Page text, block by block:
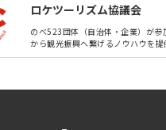
ロケツーリズム協議会
のべ523団体（自治体・企業）が参
から観光振興へ繋げるノウハウを提